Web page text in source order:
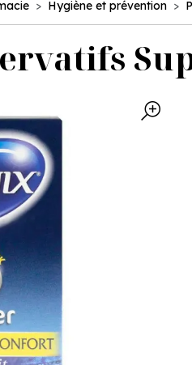
Hygiène et prévention